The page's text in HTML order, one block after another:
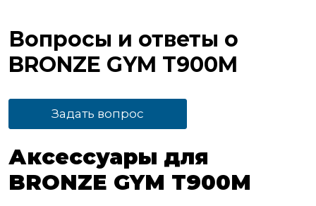
Вопросы и ответы о
BRONZE GYM T900M
Задать вопрос
Аксессуары для
BRONZE GYM T900M